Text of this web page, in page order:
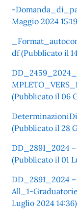
-
Maggio 2024
df (Pubblicato il
(Pubblicato il 06
(Pubblicato il 28
DD_2891_2024
(Pubblicato il 01
DD_2891_2024
All_1-
Luglio 2024 14:36)